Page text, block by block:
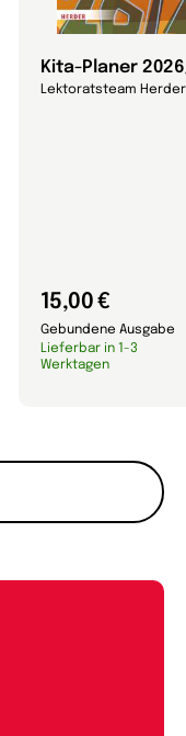
Kita-Planer
Lektoratsteam Herder
15,00 €
Gebundene Ausgabe
Lieferbar in 1-3
Werktagen